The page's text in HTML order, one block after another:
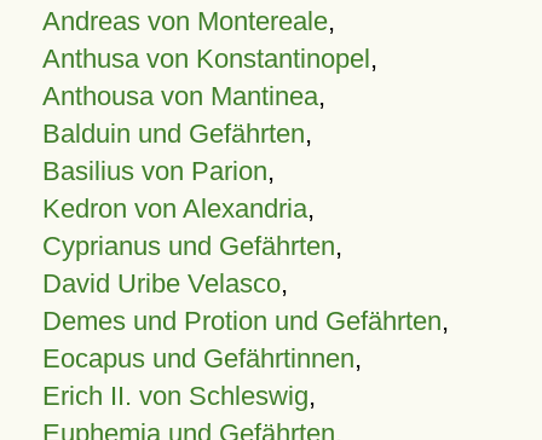
Andreas von Montereale,
Anthusa von Konstantinopel,
Anthousa von Mantinea,
Balduin und Gefährten,
Basilius von Parion,
Kedron von Alexandria,
Cyprianus und Gefährten,
David Uribe Velasco,
Demes und Protion und Gefährten,
Eocapus und Gefährtinnen,
Erich II. von Schleswig,
Euphemia und Gefährten,